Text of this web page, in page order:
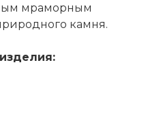
мраморным
камня.